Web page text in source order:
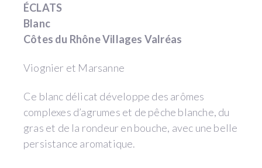
ÉCLATS
Blanc
Côtes du Rhône Villages Valréas
Viognier et Marsanne
Ce blanc délicat développe des arômes
complexes d’agrumes et de pêche blanche, du
gras et de la rondeur en bouche, avec une belle
persistance aromatique.